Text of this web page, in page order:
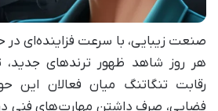
صنعت زیبایی، با سرعت فزاینده‌ای
هر روز شاهد ظهور ترندهای
رقابت تنگاتنگ میان فعالان این
فضایی، صرف داشتن مهارت‌های فنی در